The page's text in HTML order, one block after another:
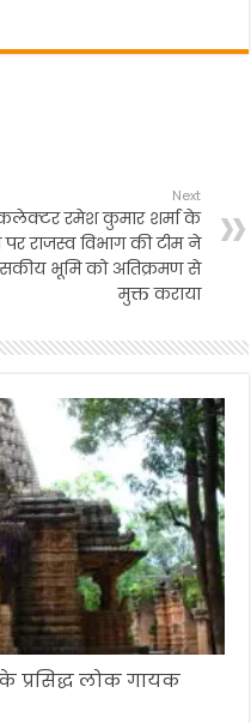
Next
रमेश कुमार शर्मा के
पर राजस्व विभाग की टीम ने
भूमि को अतिक्रमण से
मुक्त कराया
प्रसिद्ध लोक गायक